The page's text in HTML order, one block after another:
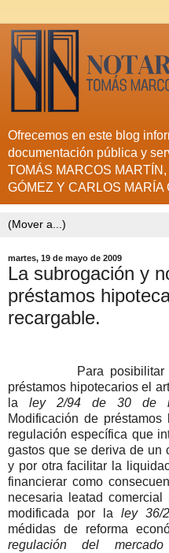
Ofrecemos en este blog
documentación pública y
TOMÁS MARCOS
GÓMEZ Y CARLOS
martes, 19 de mayo de 2009
La subrogación y
préstamos
recargable.
Para posibilitar el
préstamos hipotecarios el
la ley 2/94 de 30 de
Modificación de
regulación específica que
gastos que se deriva de un
y por otra facilitar la
financierar como
necesaria leatad
modificada por la ley 36/
médidas de reforma
regulación del mercado